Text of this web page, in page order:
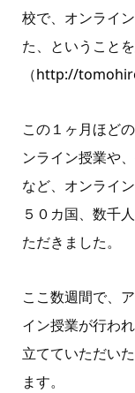
校で、オンライ
た、ということ
（http://
この１ヶ月ほど
ンライン授業や
など、オンライ
５０カ国、数千
ただきました。
ここ数週間で、
イン授業が行わ
立てていただい
ます。